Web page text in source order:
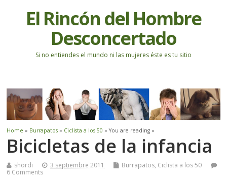
El Rincón del Hombre
Desconcertado
Si no entiendes el mundo ni las mujeres éste es tu sitio
Home » Burrapatos » Ciclista a los 50 » You are reading »
Bicicletas de la infancia
shordi 3 septiembre 2011 Burrapatos, Ciclista a los 50
6 Comments